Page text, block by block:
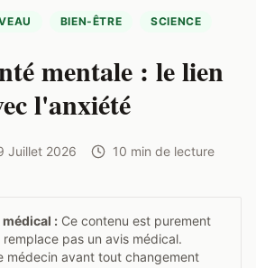
BIEN-ÊTRE SCIENCE
mentale : le lien
l'anxiété
Juillet 2026 10 min de lecture
: Ce contenu est purement
pas un avis médical.
médecin avant tout changement